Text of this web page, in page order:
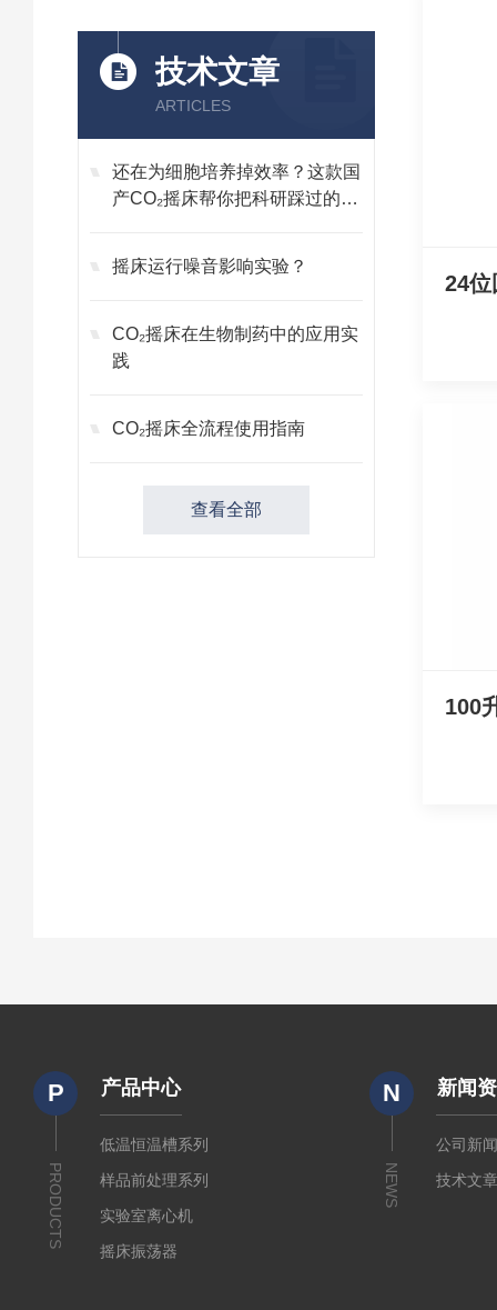
技术文章
ARTICLES
还在为细胞培养掉效率？这款国
产CO₂摇床帮你把科研踩过的坑
摇床运行噪音影响实验？
CO₂摇床在生物制药中的应用实
践
CO₂摇床全流程使用指南
查看全部
P
PRODUCTS
产品中心
低温恒温槽系列
样品前处理系列
实验室离心机
摇床振荡器
N
NEWS
新闻
公司新
技术文